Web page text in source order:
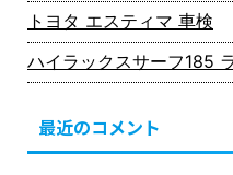
トヨタ エスティマ 車検
ハイラックスサーフ185
最近のコメント